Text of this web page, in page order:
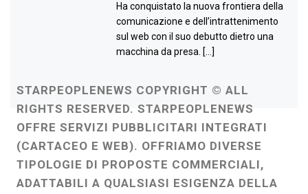
Ha conquistato la nuova frontiera della
comunicazione e dell’intrattenimento
sul web con il suo debutto dietro una
macchina da presa. […]
STARPEOPLENEWS COPYRIGHT © ALL
RIGHTS RESERVED. STARPEOPLENEWS
OFFRE SERVIZI PUBBLICITARI INTEGRATI
(CARTACEO E WEB). OFFRIAMO DIVERSE
TIPOLOGIE DI PROPOSTE COMMERCIALI,
ADATTABILI A QUALSIASI ESIGENZA DELLA